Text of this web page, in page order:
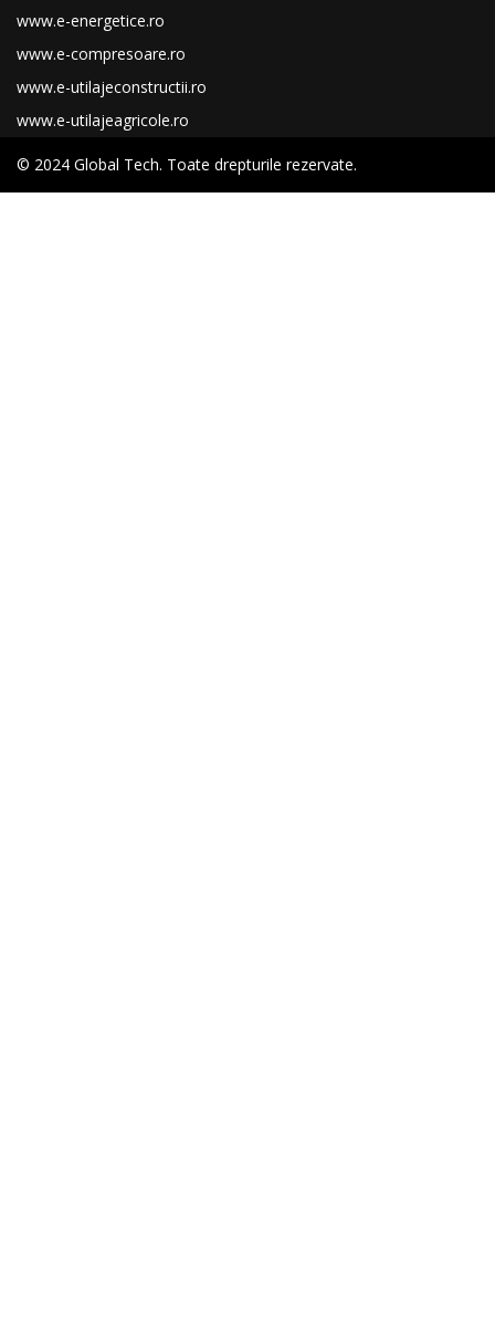
www.e-energetice.ro
www.e-compresoare.ro
www.e-utilajeconstructii.ro
www.e-utilajeagricole.ro
© 2024 Global Tech. Toate drepturile rezervate.